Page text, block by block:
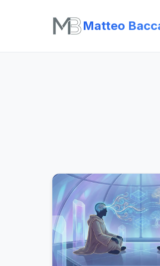
Matteo